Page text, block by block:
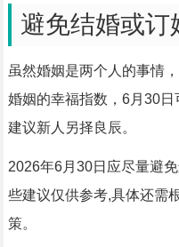
避免结婚或订
虽然婚姻是两个人的事情
婚姻的幸福指数，6月30
建议新人另择良辰。
2026年6月30日应尽量避
些建议仅供参考,具体还需
策。